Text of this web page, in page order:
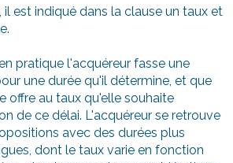
est indiqué dans la clause un taux et
pratique l'acquéreur fasse une
une durée qu'il détermine, et que
offre au taux qu'elle souhaite
de ce délai. L'acquéreur se retrouve
avec des durées plus
dont le taux varie en fonction